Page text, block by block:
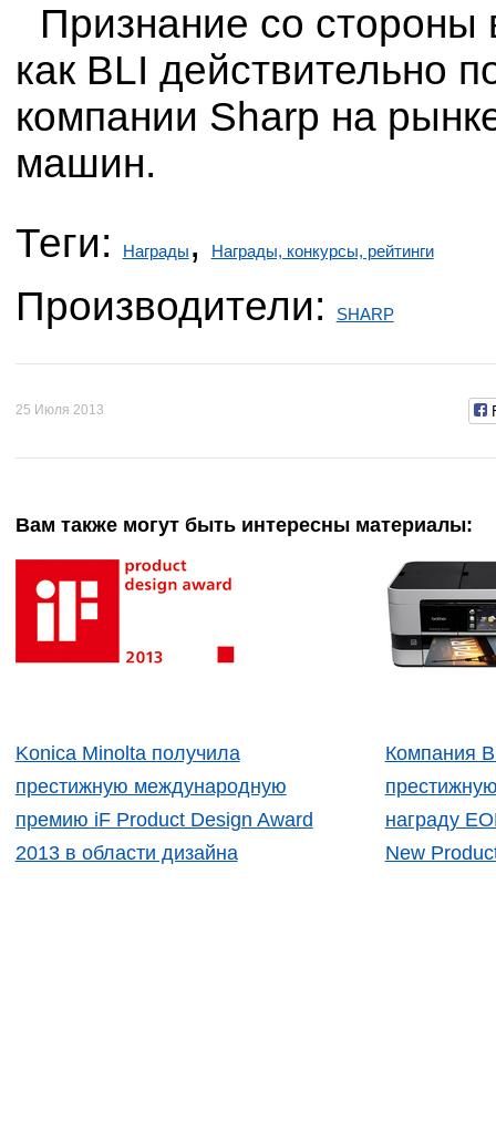
Признание со стороны
как BLI действительно
компании Sharp на
машин.
Теги:
Награды , Награды, конкурсы, рейтинги
Производители: SHARP
25 Июля 2013
Вам также могут быть интересны материалы:
Konica Minolta получила
престижную международную
премию iF Product Design Award
2013 в области дизайна
Компания
награду
New